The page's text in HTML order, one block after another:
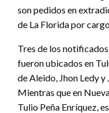
son pedidos en
de La Florida por
Tres de los
fueron ubicados en
de Aleido, Jhon Ledy y
Mientras que en
Tulio Peña Enríquez,